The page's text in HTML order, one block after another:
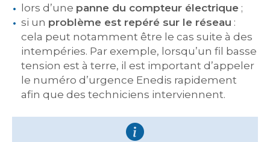
lors d’une panne du compteur électrique ;
si un problème est repéré sur le réseau :
cela peut notamment être le cas suite à des
intempéries. Par exemple, lorsqu’un fil basse
tension est à terre, il est important d’appeler
le numéro d’urgence Enedis rapidement
afin que des techniciens interviennent.